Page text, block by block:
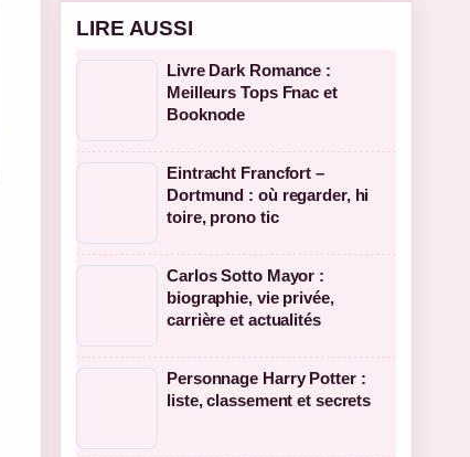
LIRE AUSSI
Livre Dark Romance :
Meilleurs Tops Fnac et
Booknode
Eintracht Francfort –
Dortmund : où regarder, hi
toire, prono tic
Carlos Sotto Mayor :
biographie, vie privée,
carrière et actualités
Personnage Harry Potter :
liste, classement et secrets